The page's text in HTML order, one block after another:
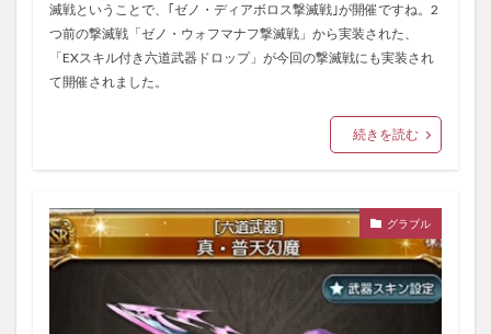
滅戦ということで、｢ゼノ・ディアボロス撃滅戦｣が開催ですね。2
つ前の撃滅戦「ゼノ・ウォフマナフ撃滅戦」から実装された、
「EXスキル付き六道武器ドロップ」が今回の撃滅戦にも実装され
て開催されました。
続きを読む
グラブル